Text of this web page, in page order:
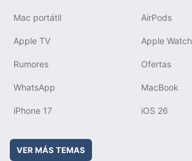
Mac portátil AirPods
Apple TV Apple Watch
Rumores Ofertas
WhatsApp MacBook
iPhone 17 iOS 26
VER MÁS TEMAS